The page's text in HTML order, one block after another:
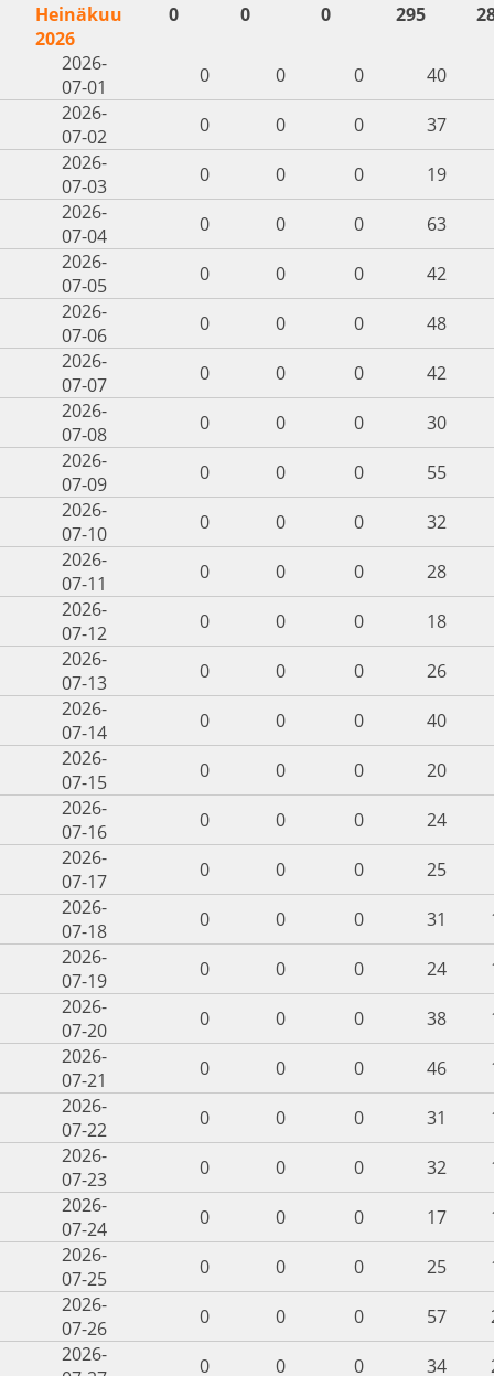
Heinäkuu
2026
0 0 0 295
2026-
07-01
0 0 0
40
2026-
07-02
0 0 0
37
2026-
07-03
0 0 0
19
2026-
07-04
0 0 0
63
2026-
07-05
0 0 0
42
2026-
07-06
0 0 0
48
2026-
07-07
0 0 0
42
2026-
07-08
0 0 0
30
2026-
07-09
0 0 0
55
2026-
07-10
0 0 0
32
2026-
07-11
0 0 0
28
2026-
07-12
0 0 0
18
2026-
07-13
0 0 0
26
2026-
07-14
0 0 0
40
2026-
07-15
0 0 0
20
2026-
07-16
0 0 0
24
2026-
07-17
0 0 0
25
2026-
07-18
0 0 0 31
2026-
07-19
0 0 0 24
2026-
07-20
0 0 0 38
2026-
07-21
0 0 0 46
2026-
07-22
0 0 0 31
2026-
07-23
0 0 0 32
2026-
07-24
0 0 0 17
2026-
07-25
0 0 0 25
2026-
07-26
0 0 0 57
2026-
0 0 0 34